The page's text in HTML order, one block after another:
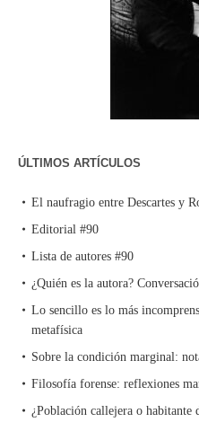
ÚLTIMOS ARTÍCULOS
El naufragio entre Descartes y
Editorial #90
Lista de autores #90
¿Quién es la autora?
Lo sencillo es lo más
metafísica
Sobre la condición marginal:
Filosofía forense: reflexiones
¿Población callejera o habitante